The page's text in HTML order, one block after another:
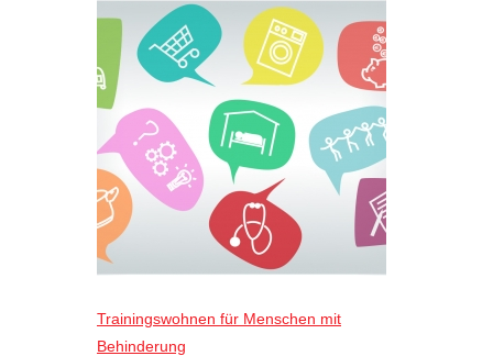
Trainingswohnen für Menschen mit
Behinderung